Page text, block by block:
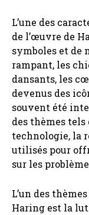
L’une des
de l’œuvre de
symboles et de
rampant, les
dansants, les
devenus des
souvent été
des thèmes
technologie, la
utilisés pour
sur les
L’un des
Haring est la